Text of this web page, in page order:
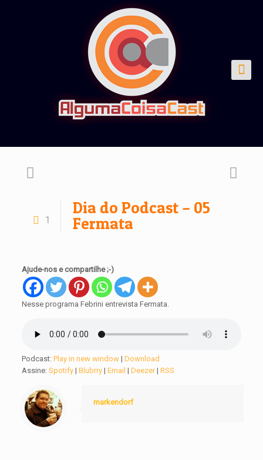
1
Dia do Podcast – 05
Fermata
Ajude-nos e compartilhe ;-)
Nesse programa Febrini entrevista Fermata.
Podcast:Play in new window |Download
Assine:Spotify |Blubrry |Email |Deezer|RSS
markendorf